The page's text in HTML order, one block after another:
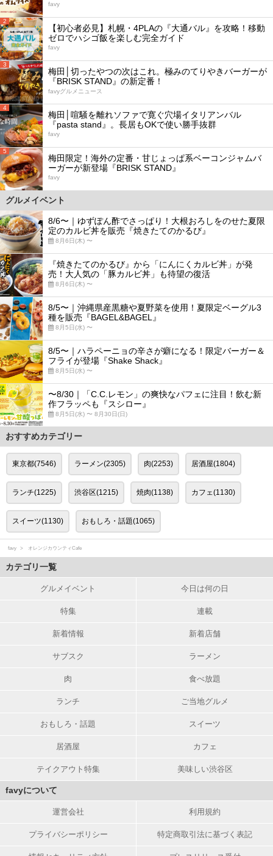
favy
2
【初心者必見】札幌・4PLAの『大通バル』を攻略！移動
ゼロでハシゴ飯を楽しむ完全ガイド
favy
3
梅田│切ったやつの次はこれ。極みのてりやきバーガーが
『BRISK STAND』の新定番！
favyグルメニュース
4
梅田│喧騒を離れソファで寛ぐ穴場イタリアンバル
『pasta stand』。長居もOKで使い勝手抜群
favy
5
梅田限定！海外の定番・甘じょっぱ系ベーコンジャムバ
ーガーが新登場『BRISK STAND』
favy
グルメイベント
8/6〜｜ゆずぽん酢でさっぱり！大根おろしをのせた夏限
定のカルビ丼を販売『焼きたてのかるび』
8月6日(木) 〜
『焼きたてのかるび』から「にんにくカルビ丼」が発
売！大人気の「豚カルビ丼」も待望の復活
8月6日(木) 〜
8/5〜｜沖縄県産黒糖や夏野菜を使用！夏限定ベーグル3
種を販売『BAGEL&BAGEL』
8月5日(水) 〜
8/5〜｜ハラペーニョの辛さが癖になる！限定バーガー＆
フライが登場『Shake Shack』
8月5日(水) 〜
〜8/30｜「C.C.レモン」の爽快なパフェに注目！飲む新
作フラッペも『スシロー』
8月5日(水) 〜 8月30日(日)
おすすめカテゴリー
東京都(7546) ラーメン(2305) 肉(2253) 居酒屋(1804)
ランチ(1225) 渋谷区(1215) 焼肉(1138) カフェ(1130)
スイーツ(1130) おもしろ・話題(1065)
favy オレンジカウンティCafe
カテゴリ一覧
グルメイベント 今日は何の日
特集 連載
新着情報 新着店舗
サブスク ラーメン
肉 食べ放題
ランチ ご当地グルメ
おもしろ・話題 スイーツ
居酒屋 カフェ
テイクアウト特集 美味しい渋谷区
favyについて
運営会社 利用規約
プライバシーポリシー 特定商取引法に基づく表記